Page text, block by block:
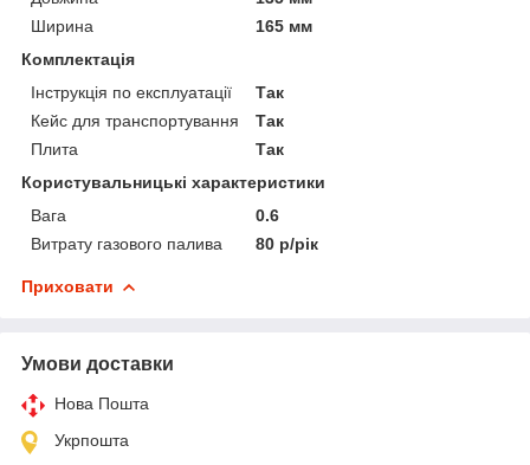
Ширина
165 мм
Комплектація
Інструкція по експлуатації
Так
Кейс для транспортування
Так
Плита
Так
Користувальницькі характеристики
Вага
0.6
Витрату газового палива
80 р/рік
Приховати
Умови доставки
Нова Пошта
Укрпошта